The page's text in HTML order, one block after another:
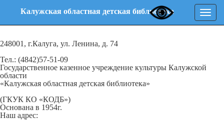
Калужская областная детская библиотека
248001, г.Калуга, ул. Ленина, д. 74
Тел.: (4842)57-51-09
Государственное казенное учреждение культуры Калужской
области
«Калужская областная детская библиотека»
(ГКУК КО «КОДБ»)
Основана в 1954г.
Наш адрес: